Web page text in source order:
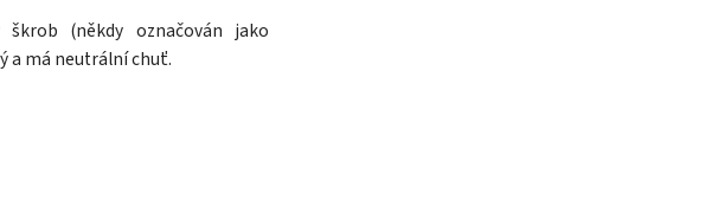
(někdy označován jako
a má neutrální chuť.